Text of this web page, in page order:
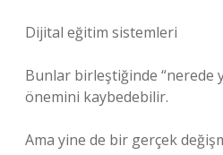
Dijital eğitim sistemleri
Bunlar birleştiğinde “nerede
önemini kaybedebilir.
Ama yine de bir gerçek